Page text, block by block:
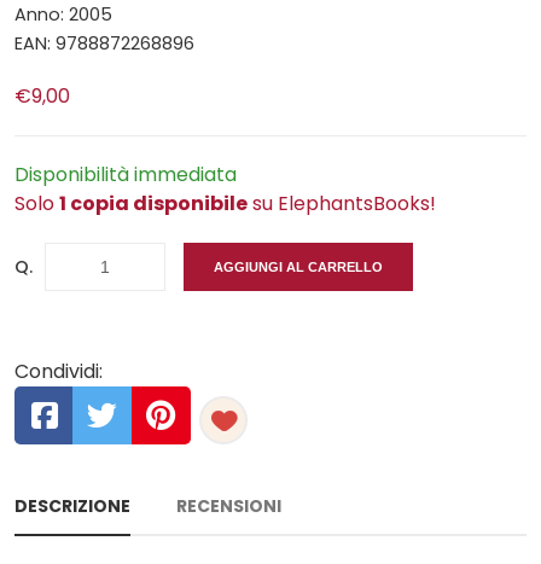
Anno: 2005
EAN: 9788872268896
€9,00
Disponibilità immediata
Solo1 copia disponibilesu ElephantsBooks!
Q. AGGIUNGI AL CARRELLO
Condividi:
DESCRIZIONE RECENSIONI